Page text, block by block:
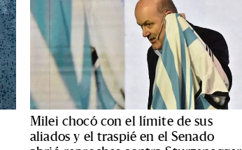
Milei chocó con el límite de sus
aliados y el traspié en el Senado